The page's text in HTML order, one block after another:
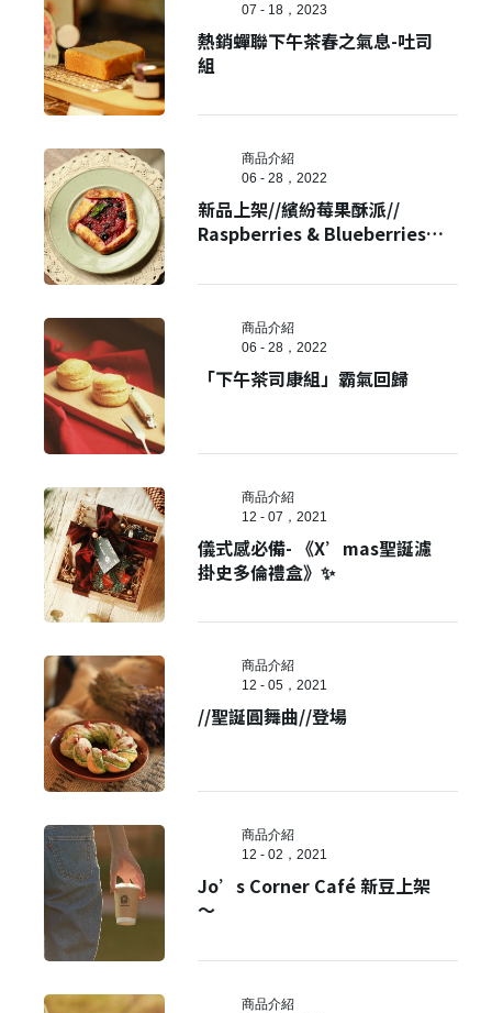
07 - 18，2023
熱銷蟬聯下午茶春之氣息-吐司
組
商品介紹
06 - 28，2022
新品上架//繽紛莓果酥派//
Raspberries & Blueberries
商品介紹
06 - 28，2022
「下午茶司康組」霸氣回歸
商品介紹
12 - 07，2021
儀式感必備- 《X’mas聖誕濾
掛史多倫禮盒》✨
商品介紹
12 - 05，2021
//聖誕圓舞曲//登場
商品介紹
12 - 02，2021
Jo’s Corner Café 新豆上架
～
商品介紹